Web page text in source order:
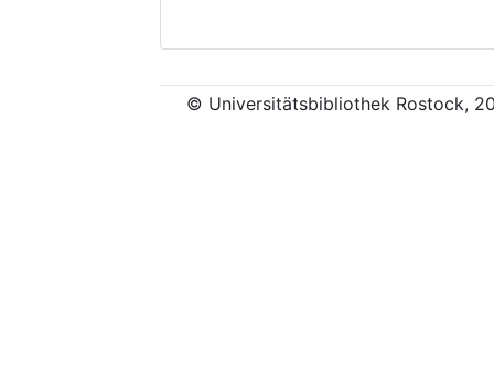
© Universitätsbibliothek Rostock,